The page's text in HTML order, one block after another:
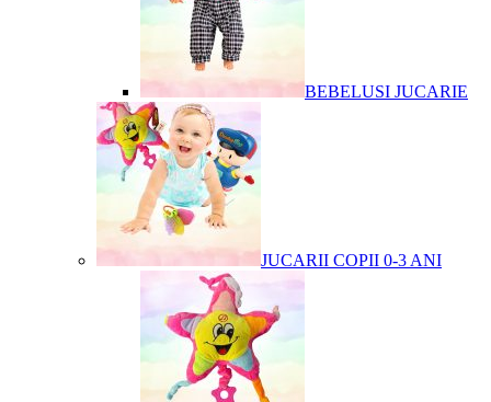
BEBELUSI JUCARIE
JUCARII COPII 0-3 ANI